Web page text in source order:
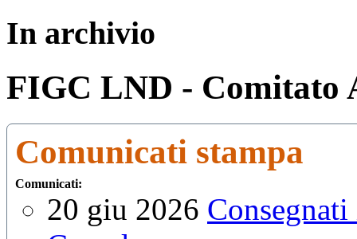
In archivio
FIGC LND - Comitato
Comunicati stampa
Comunicati:
20 giu 2026